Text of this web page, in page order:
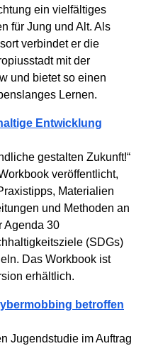
ein vielfältiges
für Jung und Alt. Als
verbindet er die
mit der
und bietet so einen
Lernen.
Entwicklung
gestalten Zukunft!“
veröffentlicht,
Materialien
und Methoden an
Agenda 30
(SDGs)
Das Workbook ist
erhältlich.
betroffen
Jugendstudie im Auftrag